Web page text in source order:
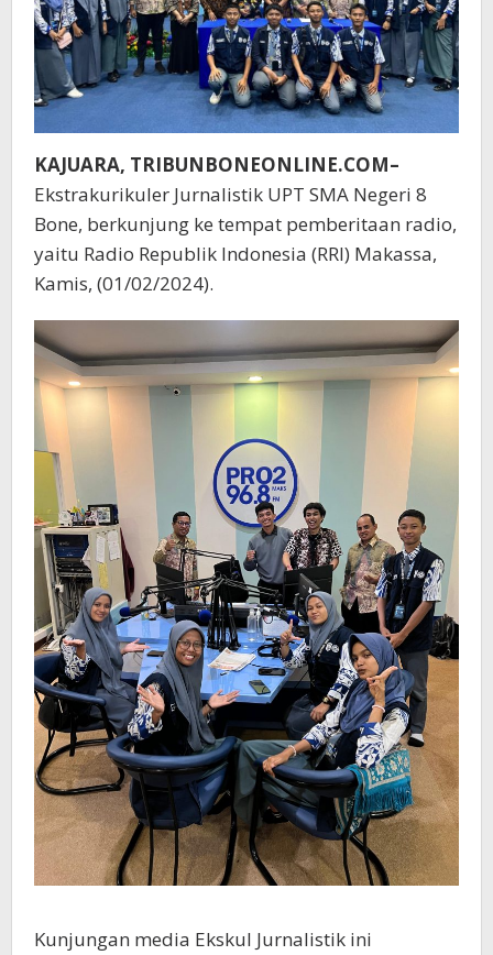
KAJUARA, TRIBUNBONEONLINE.COM–
Ekstrakurikuler Jurnalistik UPT SMA Negeri 8
Bone, berkunjung ke tempat pemberitaan radio,
yaitu Radio Republik Indonesia (RRI) Makassa,
Kamis, (01/02/2024).
Kunjungan media Ekskul Jurnalistik ini